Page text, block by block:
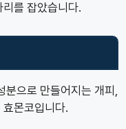
를 잡았습니다.
분으로 만들어지는 개피,
몬코입니다.